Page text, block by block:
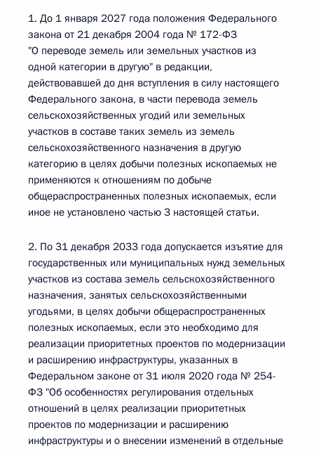
1. До 1 января 2027 года положения Федерального
закона от 21 декабря 2004 года № 172-ФЗ
"О переводе земель или земельных участков из
одной категории в другую" в редакции,
действовавшей до дня вступления в силу настоящего
Федерального закона, в части перевода земель
сельскохозяйственных угодий или земельных
участков в составе таких земель из земель
сельскохозяйственного назначения в другую
категорию в целях добычи полезных ископаемых не
применяются к отношениям по добыче
общераспространенных полезных ископаемых, если
иное не установлено частью 3 настоящей статьи.
2. По 31 декабря 2033 года допускается изъятие для
государственных или муниципальных нужд земельных
участков из состава земель сельскохозяйственного
назначения, занятых сельскохозяйственными
угодьями, в целях добычи общераспространенных
полезных ископаемых, если это необходимо для
реализации приоритетных проектов по модернизации
и расширению инфраструктуры, указанных в
Федеральном законе от 31 июля 2020 года № 254-
ФЗ "Об особенностях регулирования отдельных
отношений в целях реализации приоритетных
проектов по модернизации и расширению
инфраструктуры и о внесении изменений в отдельные